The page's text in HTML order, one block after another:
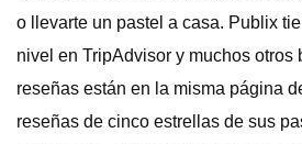
o llevarte un pastel a casa. Publix
nivel en TripAdvisor y muchos otros
reseñas están en la misma página
reseñas de cinco estrellas de sus